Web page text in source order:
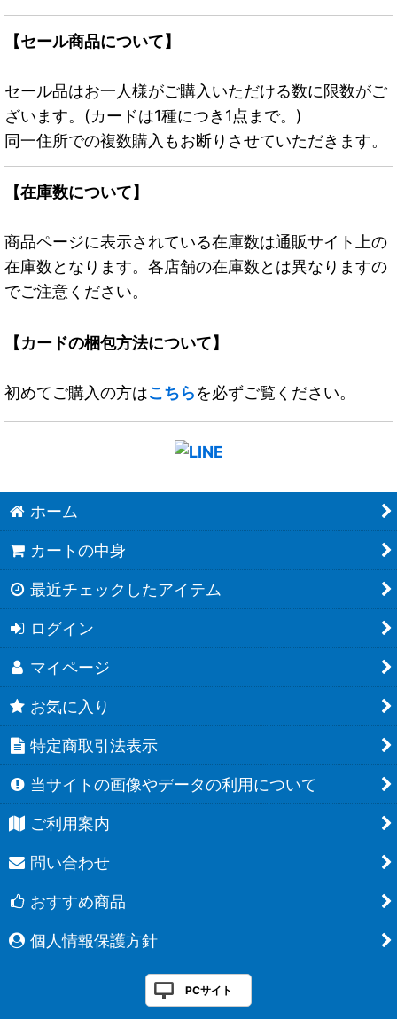
【セール商品について】
セール品はお一人様がご購入いただける数に限数がご
ざいます。(カードは1種につき1点まで。)
同一住所での複数購入もお断りさせていただきます。
【在庫数について】
商品ページに表示されている在庫数は通販サイト上の
在庫数となります。各店舗の在庫数とは異なりますの
でご注意ください。
【カードの梱包方法について】
初めてご購入の方はこちらを必ずご覧ください。
ホーム
カートの中身
最近チェックしたアイテム
ログイン
マイページ
お気に入り
特定商取引法表示
当サイトの画像やデータの利用について
ご利用案内
問い合わせ
おすすめ商品
個人情報保護方針
PCサイト